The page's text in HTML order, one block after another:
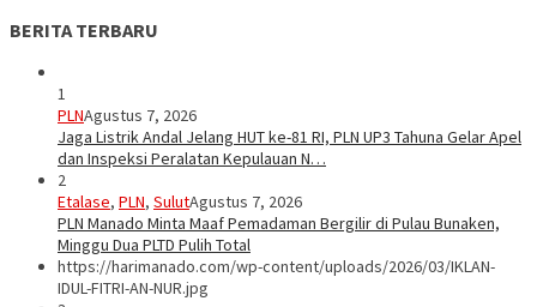
BERITA TERBARU
1
PLNAgustus 7, 2026
Jaga Listrik Andal Jelang HUT ke-81 RI, PLN UP3 Tahuna Gelar Apel
dan Inspeksi Peralatan Kepulauan N…
2
Etalase, PLN, SulutAgustus 7, 2026
PLN Manado Minta Maaf Pemadaman Bergilir di Pulau Bunaken,
Minggu Dua PLTD Pulih Total
https://harimanado.com/wp-content/uploads/2026/03/IKLAN-
IDUL-FITRI-AN-NUR.jpg